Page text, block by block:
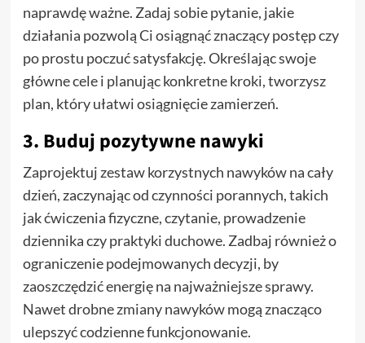
naprawdę ważne. Zadaj sobie pytanie, jakie
działania pozwolą Ci osiągnąć znaczący postęp czy
po prostu poczuć satysfakcję. Określając swoje
główne cele i planując konkretne kroki, tworzysz
plan, który ułatwi osiągnięcie zamierzeń.
3. Buduj pozytywne nawyki
Zaprojektuj zestaw korzystnych nawyków na cały
dzień, zaczynając od czynności porannych, takich
jak ćwiczenia fizyczne, czytanie, prowadzenie
dziennika czy praktyki duchowe. Zadbaj również o
ograniczenie podejmowanych decyzji, by
zaoszczędzić energię na najważniejsze sprawy.
Nawet drobne zmiany nawyków mogą znacząco
ulepszyć codzienne funkcjonowanie.